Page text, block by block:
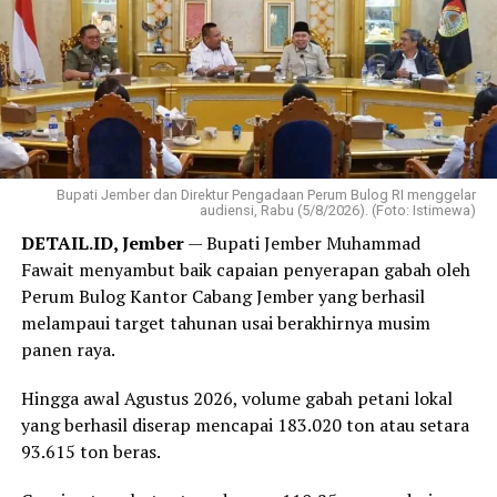
mengajak seluruh kader di Jambi untuk menjaga
solidaritas dan menjalankan visi partai.
‎”Terima kasih kepada seluruh rekan-rekan. Ini HUT
pertama kita. Mari jaga solidaritas demi mewujudkan visi
besar Partai Rakyat Indonesia,” kata Robert.
‎Selain perayaan HUT, kegiatan yang dipusatkan di
Bandar Lampung juga diisi dengan sejumlah agenda
bakti sosial, di antaranya donor darah hingga
peluncuran ambulans yang diperuntukkan bagi 38 DPD
PRI di seluruh Indonesia.
Reporter:Juan Ambarita
Bupati Jember dan Direktur Pengadaan Perum Bulog RI menggelar
audiensi, Rabu (5/8/2026). (Foto: Istimewa)
DETAIL.ID, Jember— Bupati Jember Muhammad
Fawait menyambut baik capaian penyerapan gabah oleh
Perum Bulog Kantor Cabang Jember yang berhasil
melampaui target tahunan usai berakhirnya musim
panen raya.
Hingga awal Agustus 2026, volume gabah petani lokal
yang berhasil diserap mencapai 183.020 ton atau setara
93.615 ton beras.